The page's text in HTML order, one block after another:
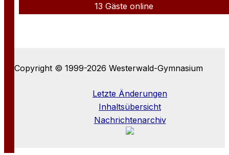
13 Gäste online
Copyright © 1999-2026 Westerwald-Gymnasium
Letzte Änderungen
Inhaltsübersicht
Nachrichtenarchiv